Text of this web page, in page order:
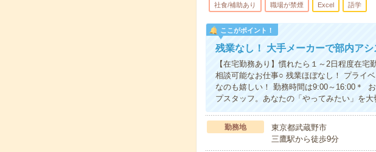
社食/補助あり 職場が禁煙 Excel 語学
ここがポイント！
残業なし！ 大手メーカーで部内ア
【在宅勤務あり】慣れたら１～2日程度在
相談可能なお仕事○ 残業ほぼなし！ プライ
なのも嬉しい！ 勤務時間は9:00～16:00＊
プスタッフ。あなたの「やってみたい」を
勤務地
東京都武蔵野市
三鷹駅から徒歩9分